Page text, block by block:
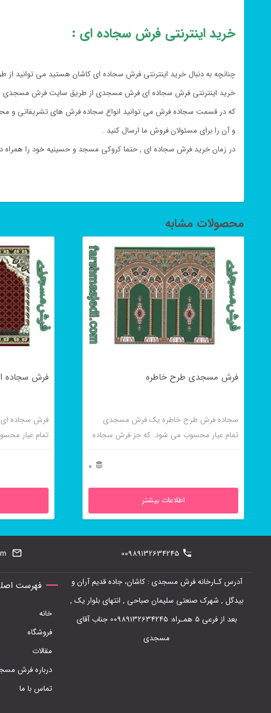
خرید اینترنتی فرش سجاده ای :
چنانچه به دنبال خرید اینترنتی فرش سجاده ای کاشان هستید می توانید
خرید اینترنتی فرش سجاده ای فرش مسجدی از طریق سایت فرش
که در قسمت سجاده فرش می توانید انواع سجاده فرش های تشریفاتی و
و آن را برای مسئولان فروش ما ارسال کنید .
در زمان خرید فرش سجاده ای , حتما کروکی مسجد و حسینیه خود را همراه
محصولات مشابه
فرش مسجدی طرح خاطره
سجاده فرش طرح خاطره یک فرش مسجدی
تمام عیار محسوب می شود. که جز فرش سجاده
0
اطلاعات بیشتر
فرش سجاده
فرش سجاده
تمام عیار
00989132634245
آدرس کـارخانه فرش مسجدی : کاشان، جاده قدیم آران و
بیدگل , شهرک صنعتی سلیمان صباحی , انتهای بلوار یک ,
بعد از فرعی 5 همـراه: 00989132634245 جناب آقای
مسجدی
فهرست
خانه
فروشگاه
مقالات
درباره فرش
تماس با ما